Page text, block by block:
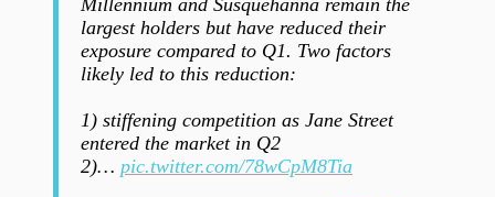
Millennium and Susquehanna remain the
largest holders but have reduced their
exposure compared to Q1. Two factors
likely led to this reduction:
1) stiffening competition as Jane Street
entered the market in Q2
2)… pic.twitter.com/78wCpM8Tia